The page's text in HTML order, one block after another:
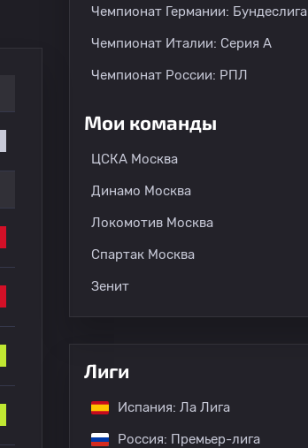
Чемпионат Германии: Бундеслига
Чемпионат Италии: Серия А
Чемпионат России: РПЛ
Мои команды
ЦСКА Москва
Динамо Москва
Локомотив Москва
Спартак Москва
Зенит
Лиги
Испания: Ла Лига
Россия: Премьер-лига